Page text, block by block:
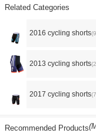
Related Categories
2016 cycling shorts
2013 cycling shorts
2017 cycling shorts
Recommended Products